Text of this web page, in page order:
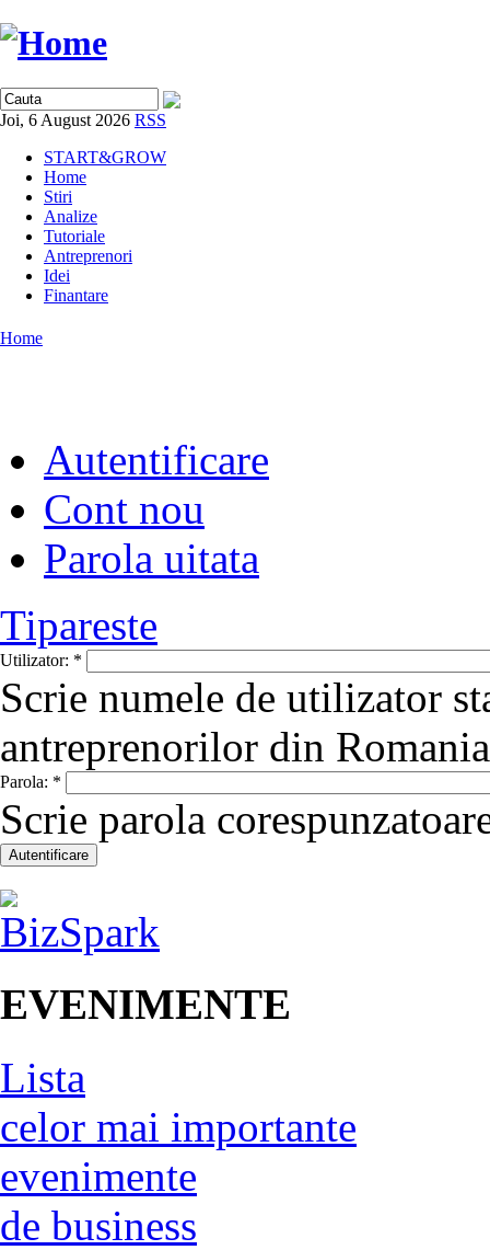
Joi, 6 August 2026 RSS
START&GROW
Home
Stiri
Analize
Tutoriale
Antreprenori
Idei
Finantare
Home
Autentificare
Cont nou
Parola uitata
Tipareste
Utilizator: *
Scrie numele de utilizator
antreprenorilor din
Parola: *
Scrie parola
EVENIMENTE
Lista
celor mai importante
evenimente
de business